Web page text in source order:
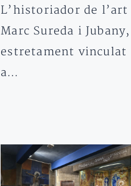
L’historiador de l’art
Marc Sureda i Jubany,
estretament vinculat
a…